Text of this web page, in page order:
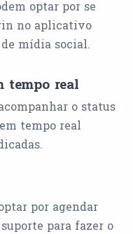
optar por se
no aplicativo
mídia social.
tempo real
o status
tempo real
por agendar
para fazer o